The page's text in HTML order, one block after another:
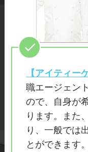
【アイティー
職エージェン
ので、自身が
ります。また
り、一般では
とができます